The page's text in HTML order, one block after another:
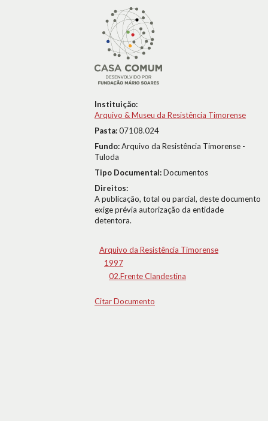
Instituição:
Arquivo & Museu da Resistência Timorense
Pasta:07108.024
Fundo:Arquivo da Resistência Timorense -
Tuloda
Tipo Documental:Documentos
Direitos:
A publicação, total ou parcial, deste documento
exige prévia autorização da entidade
detentora.
Arquivo da Resistência Timorense
1997
02.Frente Clandestina
Citar Documento